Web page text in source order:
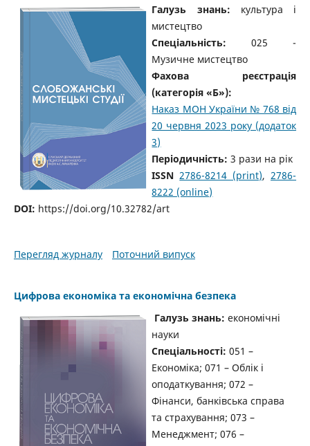
Галузь знань: культура і
мистецтво
Спеціальність:025 -
Музичне мистецтво
Фахова реєстрація
(категорія «Б»):
Наказ МОН України № 768 від
20 червня 2023 року (додаток
3)
Періодичність: 3 рази на рік
ISSN 2786-8214 (print), 2786-
8222 (online)
DOI: https://doi.org/10.32782/art
Перегляд журналу Поточний випуск
Цифрова економіка та економічна безпека
Галузь знань:економічні
науки
Спеціальності:051 –
Економіка; 071 – Облік і
оподаткування; 072 –
Фінанси, банківська справа
та страхування; 073 –
Менеджмент; 076 –